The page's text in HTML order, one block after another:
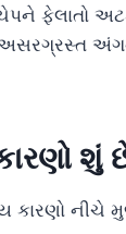
ફેલાતો
અસરગ્રસ્ત
શું
કારણો નીચે